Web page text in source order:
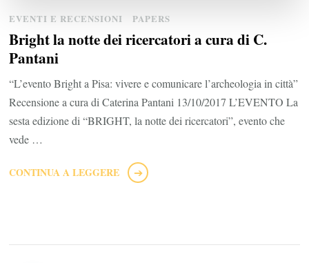
EVENTI E RECENSIONI PAPERS
Bright la notte dei ricercatori a cura di C.
Pantani
“L’evento Bright a Pisa: vivere e comunicare l’archeologia in città”
Recensione a cura di Caterina Pantani 13/10/2017 L’EVENTO La
sesta edizione di “BRIGHT, la notte dei ricercatori”, evento che
vede …
CONTINUA A LEGGERE
Paginazione